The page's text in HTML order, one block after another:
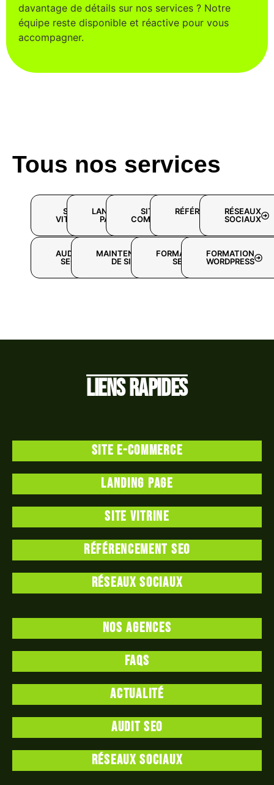
davantage de détails sur nos services ? Notre
équipe reste disponible et réactive pour vous
accompagner.
Tous nos services
SITE
VITRINE
LANDING
PAGE
SITE E-
COMMERCE
RÉFÉRENCEMENT
RÉSEAUX
SOCIAUX
AUDIT
SEO
MAINTENANCE
DE SITE
FORMATION
SEO
FORMATION
WORDPRESS
Liens rapides
Site e-commerce
Landing page
Site vitrine
Référencement SEO
Réseaux sociaux
Nos agences
FAQS
Actualité
Audit SEO
Réseaux sociaux